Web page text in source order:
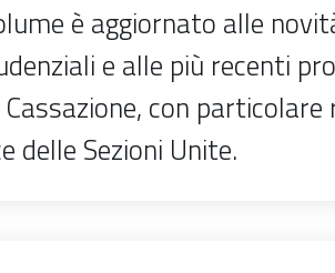
è aggiornato alle
e alle più recenti
con
delle Sezioni Unite.